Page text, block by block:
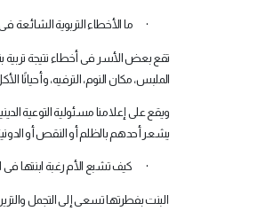
· ما الأخطاء التربوية الشائعة
تقع بعض الأسر فى أخطاء نتيجة تربية
الملبس، مكان النوم، الترفيه، وأحيانًا
ويقع على إعلامنا مسئولية التوعية
يشعر أحدهم بالظلم أو النقص أو
· كيف تشبع الأم رغبة ابنتها
البنت بفطرتها تسعى إلى التجمل